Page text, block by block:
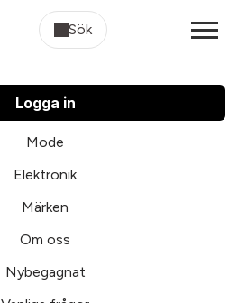
Sök
Logga in
Mode
Elektronik
Märken
Om oss
Nybegagnat